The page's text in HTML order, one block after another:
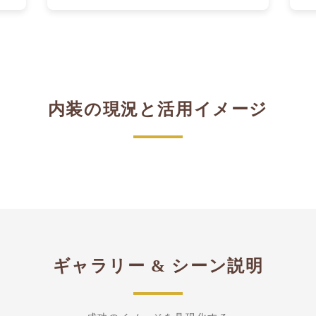
内装の現況と活用イメージ
ギャラリー & シーン説明